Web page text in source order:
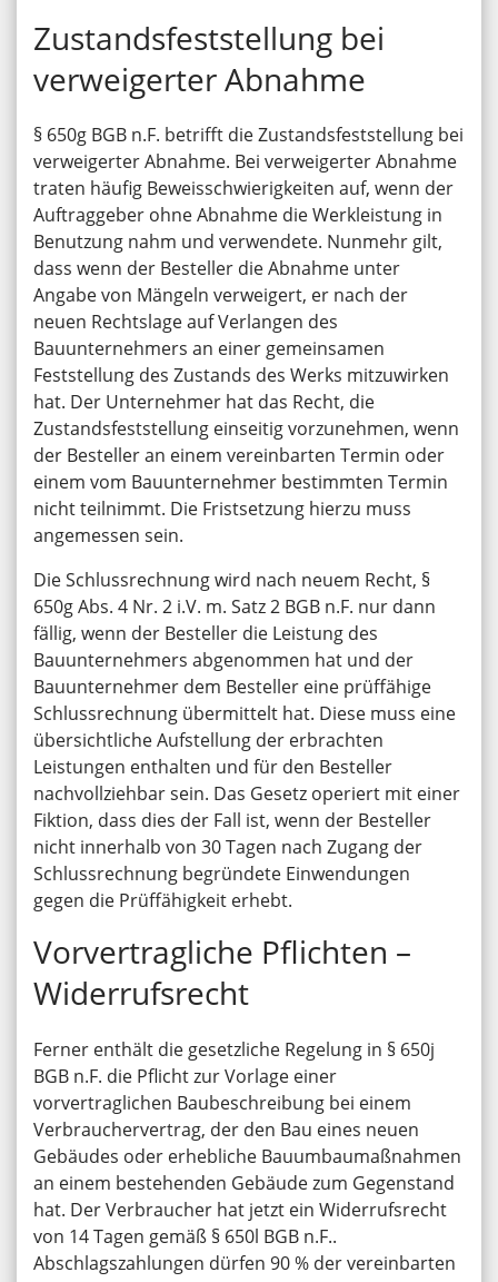
Zustandsfeststellung bei
verweigerter Abnahme
§ 650g BGB n.F. betrifft die Zustandsfeststellung bei
verweigerter Abnahme. Bei verweigerter Abnahme
traten häufig Beweisschwierigkeiten auf, wenn der
Auftraggeber ohne Abnahme die Werkleistung in
Benutzung nahm und verwendete. Nunmehr gilt,
dass wenn der Besteller die Abnahme unter
Angabe von Mängeln verweigert, er nach der
neuen Rechtslage auf Verlangen des
Bauunternehmers an einer gemeinsamen
Feststellung des Zustands des Werks mitzuwirken
hat. Der Unternehmer hat das Recht, die
Zustandsfeststellung einseitig vorzunehmen, wenn
der Besteller an einem vereinbarten Termin oder
einem vom Bauunternehmer bestimmten Termin
nicht teilnimmt. Die Fristsetzung hierzu muss
angemessen sein.
Die Schlussrechnung wird nach neuem Recht, §
650g Abs. 4 Nr. 2 i.V. m. Satz 2 BGB n.F. nur dann
fällig, wenn der Besteller die Leistung des
Bauunternehmers abgenommen hat und der
Bauunternehmer dem Besteller eine prüffähige
Schlussrechnung übermittelt hat. Diese muss eine
übersichtliche Aufstellung der erbrachten
Leistungen enthalten und für den Besteller
nachvollziehbar sein. Das Gesetz operiert mit einer
Fiktion, dass dies der Fall ist, wenn der Besteller
nicht innerhalb von 30 Tagen nach Zugang der
Schlussrechnung begründete Einwendungen
gegen die Prüffähigkeit erhebt.
Vorvertragliche Pflichten –
Widerrufsrecht
Ferner enthält die gesetzliche Regelung in § 650j
BGB n.F. die Pflicht zur Vorlage einer
vorvertraglichen Baubeschreibung bei einem
Verbrauchervertrag, der den Bau eines neuen
Gebäudes oder erhebliche Bauumbaumaßnahmen
an einem bestehenden Gebäude zum Gegenstand
hat. Der Verbraucher hat jetzt ein Widerrufsrecht
von 14 Tagen gemäß § 650l BGB n.F..
Abschlagszahlungen dürfen 90 % der vereinbarten